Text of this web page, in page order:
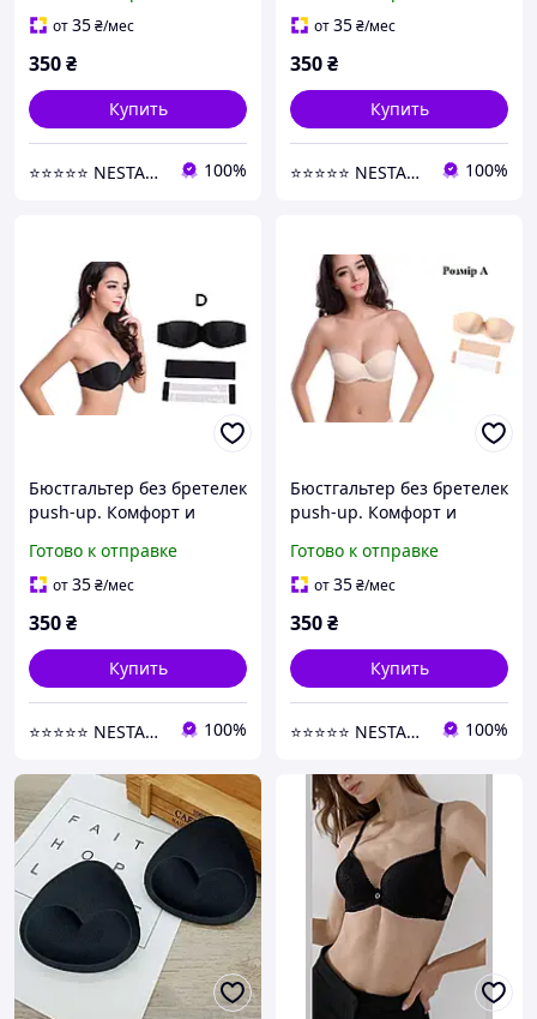
от35₴/мес
350₴
Купить
⭐⭐⭐⭐⭐ NESTANDART MAGAZ 100%
от35₴/мес
350₴
Купить
⭐⭐⭐⭐⭐ NESTANDART MAGAZ 100%
Бюстгальтер без бретелек
push-up. Комфорт и
платьев черный D
Готово к отправке
от35₴/мес
350₴
Купить
⭐⭐⭐⭐⭐ NESTANDART MAGAZ 100%
Бюстгальтер без бретелек
push-up. Комфорт и
платьев бежевый A
Готово к отправке
от35₴/мес
350₴
Купить
⭐⭐⭐⭐⭐ NESTANDART MAGAZ 100%